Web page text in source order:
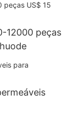
12000 peças